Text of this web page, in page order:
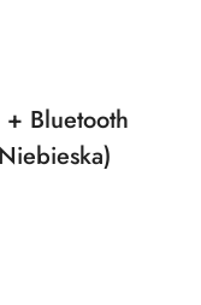
Bluetooth